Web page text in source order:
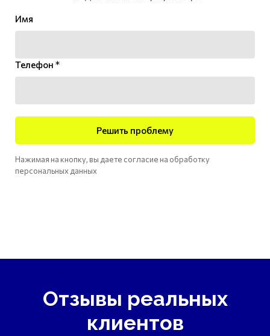
Имя
Телефон *
Решить проблему
Нажимая на кнопку, вы даете согласие на обработку
персональных данных
Отзывы реальных
клиентов